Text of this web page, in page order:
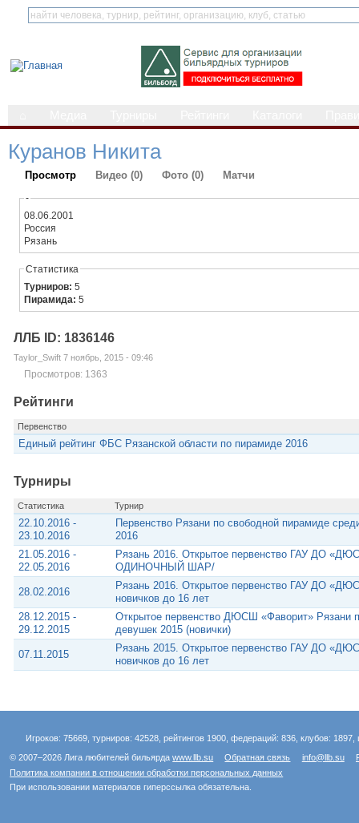
Куранов Никита
Просмотр Видео (0) Фото (0) Матчи
-
08.06.2001
Россия
Рязань
Статистика
Турниров:5
Пирамида:5
ЛЛБ ID: 1836146
Taylor_Swift 7 ноябрь, 2015 - 09:46
Просмотров: 1363
Рейтинги
Первенство
Единый рейтинг ФБС Рязанской области по пирамиде 2016
Турниры
Статистика Турнир
22.10.2016 -
23.10.2016
Первенство Рязани по свободной пирамиде
2016
21.05.2016 -
22.05.2016
Рязань 2016. Открытое первенство ГАУ ДО
ОДИНОЧНЫЙ ШАР/
28.02.2016
Рязань 2016. Открытое первенство ГАУ ДО
новичков до 16 лет
28.12.2015 -
29.12.2015
Открытое первенство ДЮСШ «Фаворит» Рязани
девушек 2015 (новички)
07.11.2015
Рязань 2015. Открытое первенство ГАУ ДО
новичков до 16 лет
Игроков: 75669, турниров: 42528, рейтингов 1900, федераций: 836, клубов:
© 2007–2026 Лига любителей бильярдаwww.llb.su Обратная связь info@llb.su
Политика компании в отношении обработки персональных данных
При использовании материалов гиперссылка обязательна.